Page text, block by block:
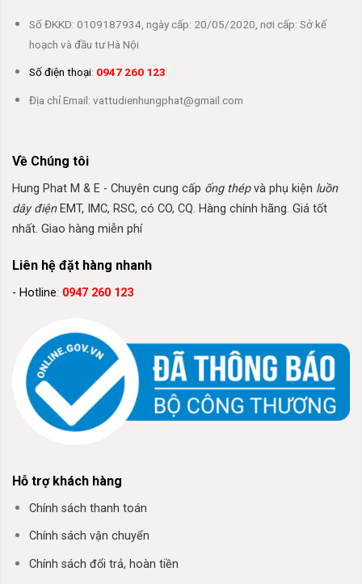
Số ĐKKD: 0109187934, ngày cấp: 20/05/2020, nơi cấp: Sở kế
hoạch và đầu tư Hà Nội
Số điện thoại: 0947 260 123
Địa chỉ Email: vattudienhungphat@gmail.com
Về Chúng tôi
Hung Phat M & E - Chuyên cung cấp ống thépvà phụ kiện luồn
dây điệnEMT, IMC, RSC, có CO, CQ. Hàng chính hãng. Giá tốt
nhất. Giao hàng miễn phí
Liên hệ đặt hàng nhanh
- Hotline: 0947 260 123
Hỗ trợ khách hàng
Chính sách thanh toán
Chính sách vận chuyển
Chính sách đổi trả, hoàn tiền